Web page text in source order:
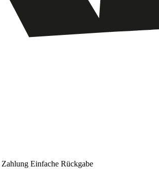
Zahlung Einfache Rückgabe